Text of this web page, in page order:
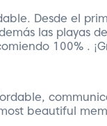
Desde el
las playas
100% .
beautiful